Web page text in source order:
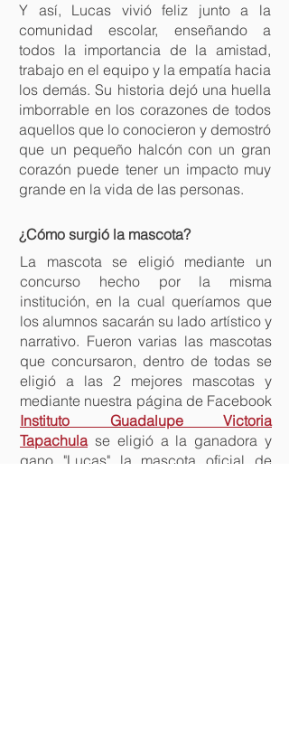
Y así, Lucas vivió feliz junto a la
comunidad escolar, enseñando a
todos la importancia de la amistad,
trabajo en el equipo y la empatía hacia
los demás. Su historia dejó una huella
imborrable en los corazones de todos
aquellos que lo conocieron y demostró
que un pequeño halcón con un gran
corazón puede tener un impacto muy
grande en la vida de las personas.
¿Cómo surgió la mascota?
La mascota se eligió mediante un
concurso hecho por la misma
institución, en la cual queríamos que
los alumnos sacarán su lado artístico y
narrativo. Fueron varias las mascotas
que concursaron, dentro de todas se
eligió a las 2 mejores mascotas y
mediante nuestra página de Facebook
Instituto Guadalupe Victoria
Tapachulase eligió a la ganadora y
gano "Lucas" la mascota oficial de